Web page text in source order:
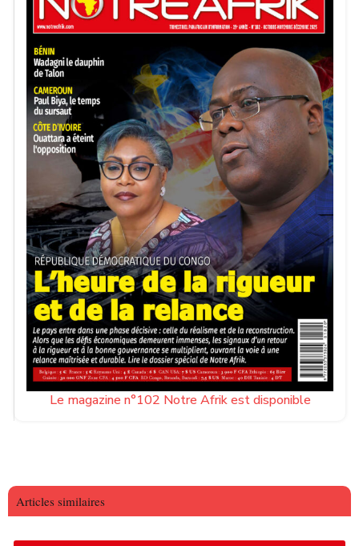
Le magazine n°102 Notre Afrik est disponible
Articles similaires